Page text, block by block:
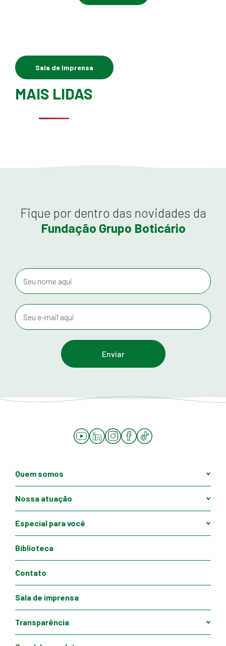
MAIS LIDAS
Sala de Imprensa
Fique por dentro das novidades da
Fundação Grupo Boticário
YouTube
LinkedInInstagramFacebook
Tiktok
Quem somos
Nossa atuação
Especial para você
Biblioteca
Contato
Sala de imprensa
Transparência